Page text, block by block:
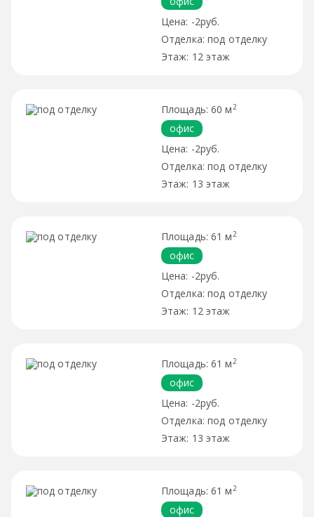
-2руб.
под отделку
12 этаж
60 м 2
офис
-2руб.
под отделку
13 этаж
61 м 2
офис
-2руб.
под отделку
12 этаж
61 м 2
офис
-2руб.
под отделку
13 этаж
61 м 2
офис